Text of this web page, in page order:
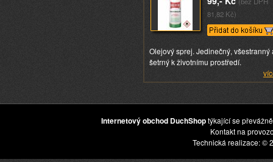
81,82 Kč)
Olejový sprej. Jedinečný, všestranný
šetrný k životnímu prostředí.
Internetový obchod DuchShoptýkající se
Kontakt na
Technická realizace: ©